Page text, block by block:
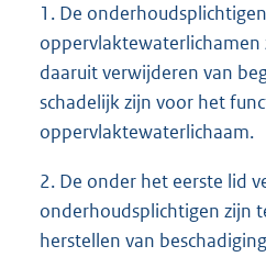
1. De
daaruit verwijderen van
schadelijk zijn voor het
oppervlaktewaterlichaam.
2. De onder het eerste lid
onderhoudsplichtigen zijn
herstellen van